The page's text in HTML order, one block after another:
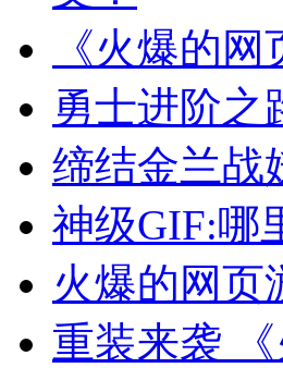
《火爆的
勇士进阶之
缔结金兰战
神级GIF:哪
火爆的网页
重装来袭